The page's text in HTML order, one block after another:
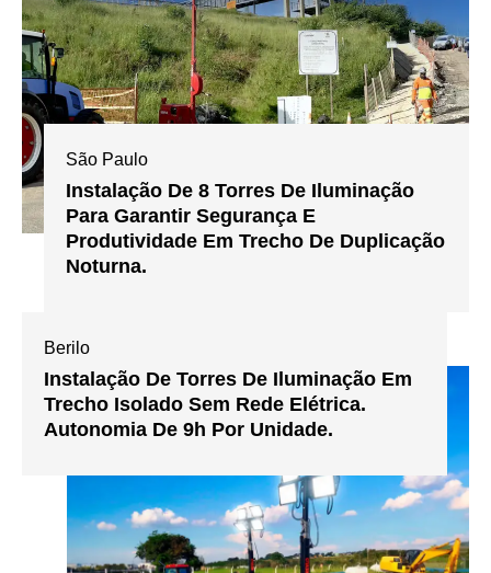
São Paulo
Instalação De 8 Torres De Iluminação
Para Garantir Segurança E
Produtividade Em Trecho De Duplicação
Noturna.
Berilo
Instalação De Torres De Iluminação Em
Trecho Isolado Sem Rede Elétrica.
Autonomia De 9h Por Unidade.